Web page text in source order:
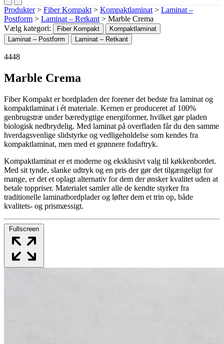
Produkter > Fiber Kompakt > Kompaktlaminat > Laminat –
Postform > Laminat – Retkant > Marble Crema
Vælg kategori:
Fiber Kompakt
Kompaktlaminat
Laminat – Postform
Laminat – Retkant
4448
Marble Crema
Fiber Kompakt er bordpladen der forener det bedste fra laminat og
kompaktlaminat i ét materiale. Kernen er produceret af 100%
genbrugstræ under bæredygtige energiformer, hvilket gør pladen
biologisk nedbrydelig. Med laminat på overfladen får du den samme
hverdagsvenlige slidstyrke og vedligeholdelse som kendes fra
kompaktlaminat, men med et grønnere fodaftryk.
Kompaktlaminat er et moderne og eksklusivt valg til køkkenbordet.
Med sit tynde, slanke udtryk og en pris der gør det tilgængeligt for
mange, er det et oplagt alternativ for dem der ønsker kvalitet uden at
betale toppriser. Materialet samler alle de kendte styrker fra
traditionelle laminatbordplader og løfter dem et trin op, både
kvalitets- og prismæssigt.
Fullscreen